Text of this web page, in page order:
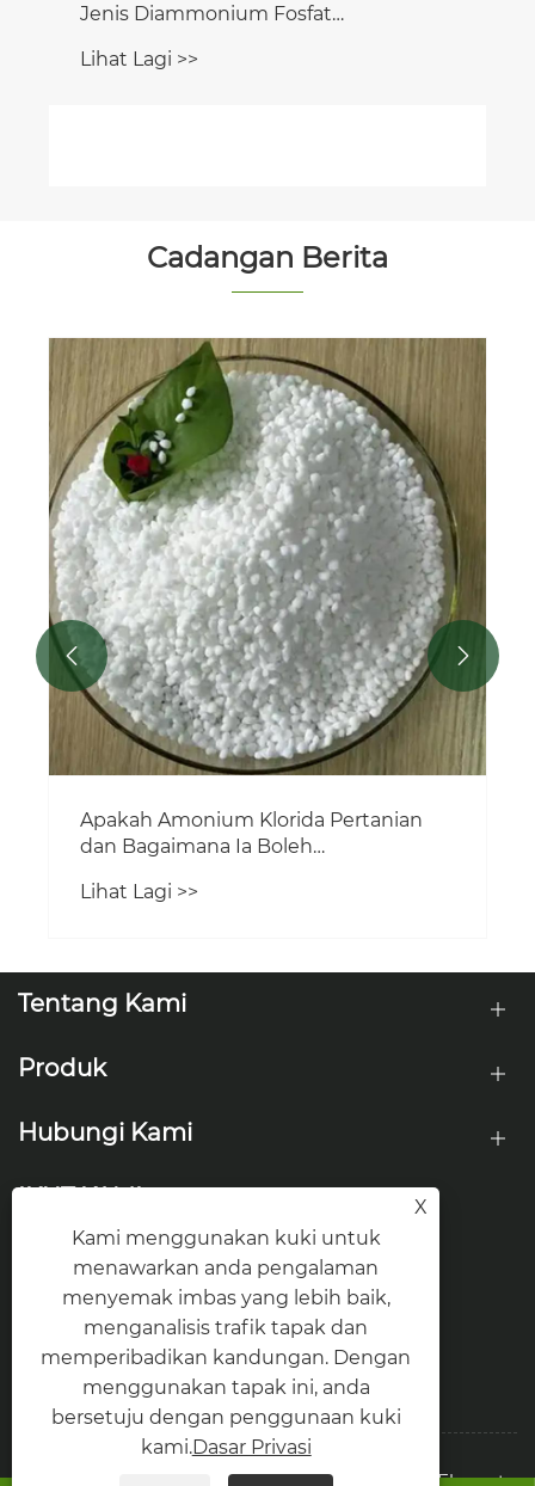
Jenis Diammonium Fosfat
Lihat Lagi >>
Cadangan Berita
Apakah Amonium Klorida Pertanian
dan Bagaimana Ia Boleh
Hasil Tanaman
Lihat Lagi >>
 
Tentang Kami
Produk
Hubungi Kami
IKUT KAMI
Hak Cipta © 2026 Tianjin Rongda Import dan Eksport
X
Kami menggunakan kuki untuk
menawarkan anda pengalaman
menyemak imbas yang lebih baik,
menganalisis trafik tapak dan
memperibadikan kandungan. Dengan
menggunakan tapak ini, anda
bersetuju dengan penggunaan kuki
kami.Dasar Privasi